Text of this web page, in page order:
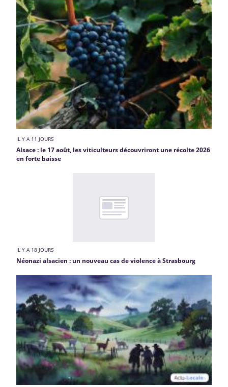
IL Y A 11 JOURS
Alsace : le 17 août, les viticulteurs découvriront une récolte 2026
en forte baisse
IL Y A 18 JOURS
Néonazi alsacien : un nouveau cas de violence à Strasbourg